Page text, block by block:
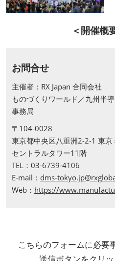
＜開催概
お問合せ
主催者：RX Japan 合同会社
ものづくりワールド／九州半
事務局
〒104-0028
東京都中央区八重洲2-2-1 東
セントラルタワー11階
TEL：03-6739-4106
E-mail： dms-
Web： https://
こちらのフォームに必要